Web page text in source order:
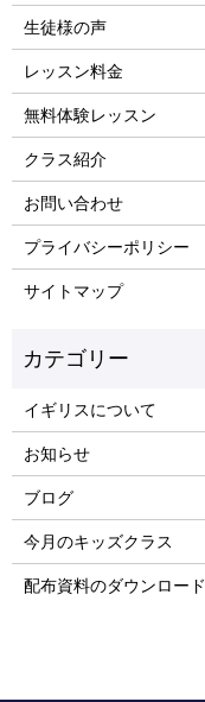
生徒様の声
レッスン料金
無料体験レッスン
クラス紹介
お問い合わせ
プライバシーポリシー
サイトマップ
イギリスについて
お知らせ
ブログ
今月のキッズクラス
配布資料のダウンロード